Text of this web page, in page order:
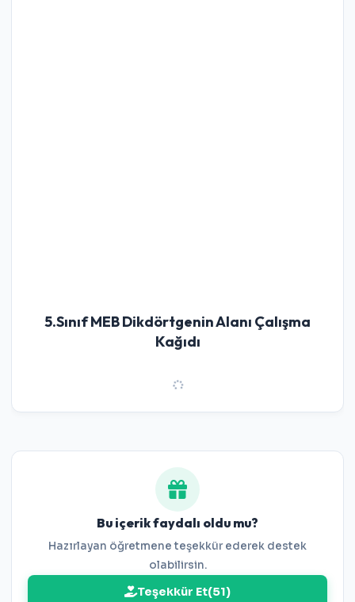
5.Sınıf MEB Dikdörtgenin Alanı Çalışma
Kağıdı
Bu içerik faydalı oldu mu?
Hazırlayan öğretmene teşekkür ederek destek
olabilirsin.
Teşekkür Et(51)